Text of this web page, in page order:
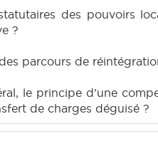
des pouvoirs
?
parcours de
le principe d'une
de charges déguisé ?